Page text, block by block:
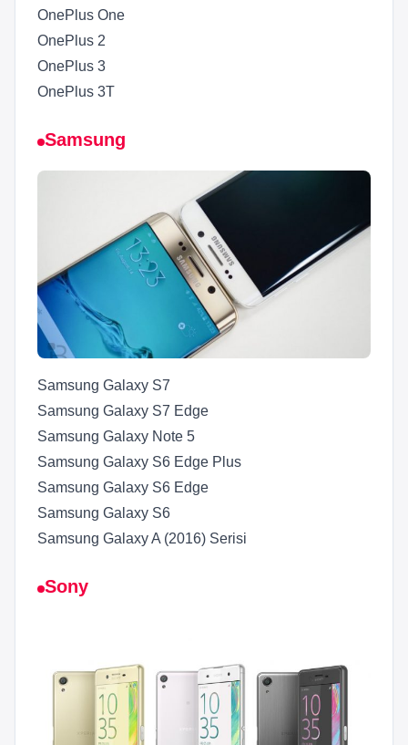
OnePlus One
OnePlus 2
OnePlus 3
OnePlus 3T
Samsung
Samsung Galaxy S7
Samsung Galaxy S7 Edge
Samsung Galaxy Note 5
Samsung Galaxy S6 Edge Plus
Samsung Galaxy S6 Edge
Samsung Galaxy S6
Samsung Galaxy A (2016) Serisi
Sony